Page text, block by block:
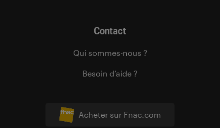
Acheter sur Fnac.com
Contact
Qui sommes-nous ?
Besoin d’aide ?